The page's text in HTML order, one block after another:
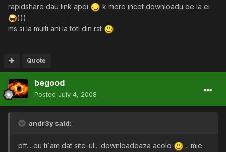
rapidshare dau link apoi
k mere incet downloadu de la ei
)))
ms si la multi ani la toti din rst
Quote
begood
Posted July 4, 2008
andr3y said:
pff... eu ti`am dat site-ul... downloadeaza acolo
.. mie